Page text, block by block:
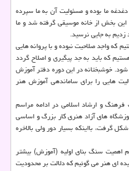
ما بوده و مسئولیت آن به ما سپرده
بخش از خانه موسیقی گرفته شد و ما
زدیم به جایی نرسید.
كه واجد صلاحیت نبوده و با پروانه هایی
كه باید به جد پیگیری و اصلاح گردد
خوشبختانه در این دوره دفتر آموزش
هایی را برای ساماندهی آموزش هنر
و ارشاد اسلامی در ادامه مراسم
های آزاد هنری كار بزرگ و اساسی
گرفت، بااینكه بسیار دور ولی بالاخره
اهمیت سنگ بنای اولیه (آموزش) بیشتر
ای هنر می گوئیم كه دلالت بر محدودیت